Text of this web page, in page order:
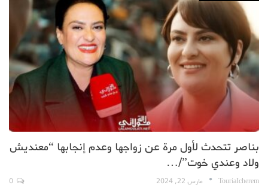
بناصر تتحدث لأول مرة عن زواجها وعدم إنجابها “معنديش
ولاد وعندي خوت”/…
TouriaIcherem مارس 22, 2024